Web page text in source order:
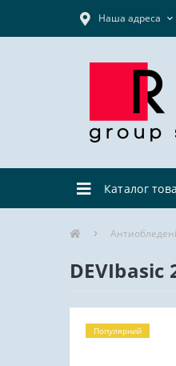
Наша адреса
Каталог
Популярний